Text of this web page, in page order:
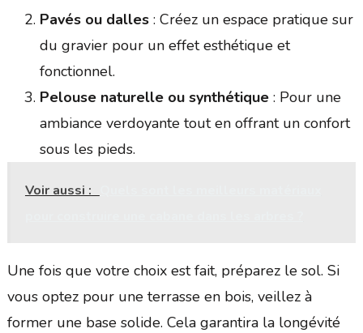
Pavés ou dalles: Créez un espace pratique sur
du gravier pour un effet esthétique et
fonctionnel.
Pelouse naturelle ou synthétique: Pour une
ambiance verdoyante tout en offrant un confort
sous les pieds.
Voir aussi :
Une fois que votre choix est fait, préparez le sol. Si
vous optez pour une terrasse en bois, veillez à
former une base solide. Cela garantira la longévité